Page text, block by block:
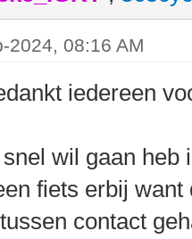
2024, 08:16 AM
iedereen
wil gaan heb
fiets erbij
contact